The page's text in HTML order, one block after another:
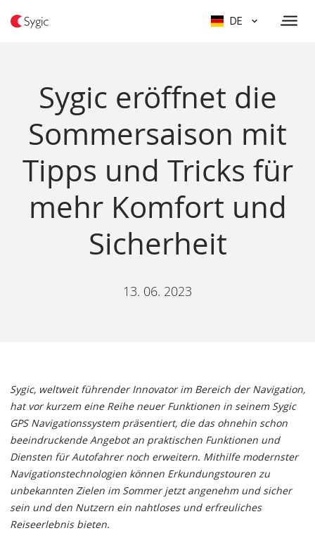
DE
Sygic eröffnet die
Sommersaison mit
Tipps und Tricks für
mehr Komfort und
Sicherheit
13. 06. 2023
Sygic, weltweit führender Innovator im Bereich der Navigation,
hat vor kurzem eine Reihe neuer Funktionen in seinem Sygic
GPS Navigationssystem präsentiert, die das ohnehin schon
beeindruckende Angebot an praktischen Funktionen und
Diensten für Autofahrer noch erweitern. Mithilfe modernster
Navigationstechnologien können Erkundungstouren zu
unbekannten Zielen im Sommer jetzt angenehm und sicher
sein und den Nutzern ein nahtloses und erfreuliches
Reiseerlebnis bieten.